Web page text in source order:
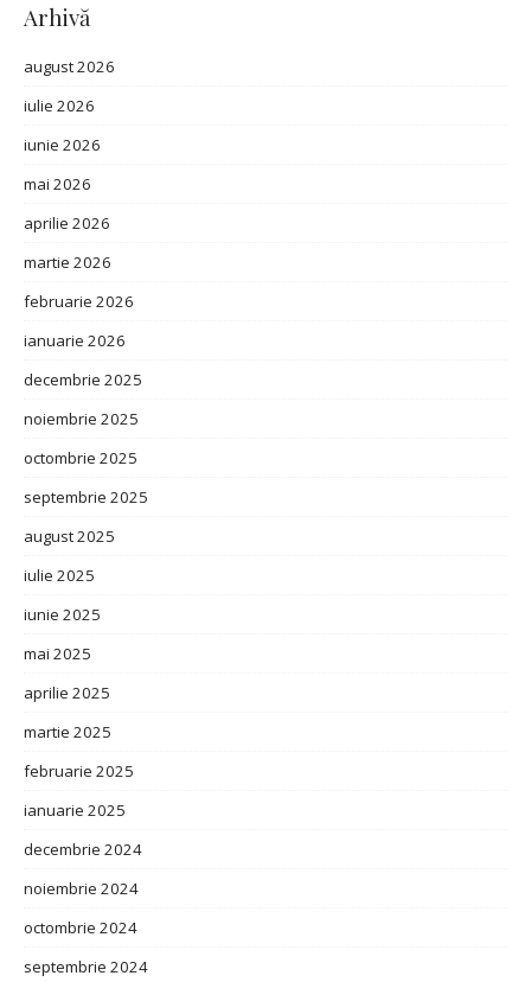
Arhivă
august 2026
iulie 2026
iunie 2026
mai 2026
aprilie 2026
martie 2026
februarie 2026
ianuarie 2026
decembrie 2025
noiembrie 2025
octombrie 2025
septembrie 2025
august 2025
iulie 2025
iunie 2025
mai 2025
aprilie 2025
martie 2025
februarie 2025
ianuarie 2025
decembrie 2024
noiembrie 2024
octombrie 2024
septembrie 2024